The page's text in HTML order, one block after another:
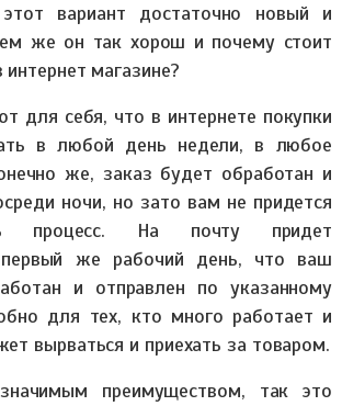
вариант достаточно новый и
же он так хорош и почему стоит
магазине?
для себя, что в интернете покупки
в любой день недели, в любое
же, заказ будет обработан и
ночи, но зато вам не придется
процесс. На почту придет
же рабочий день, что ваш
и отправлен по указанному
для тех, кто много работает и
вырваться и приехать за товаром.
преимуществом, так это